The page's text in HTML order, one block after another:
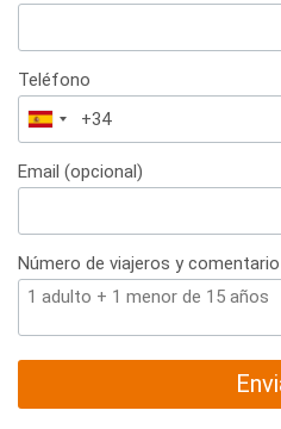
Teléfono
España
+34
Email (opcional)
Número de viajeros y